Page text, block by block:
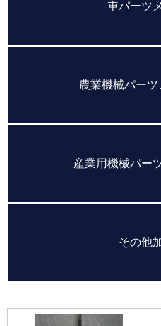
車パーツ
農業機械パー
産業用機械パー
その他